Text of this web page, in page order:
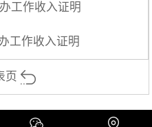
工作收入证明
工作收入证明
页